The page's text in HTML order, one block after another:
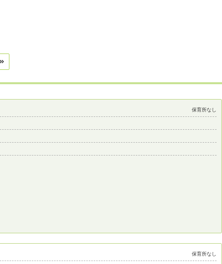
保育所なし
保育所なし